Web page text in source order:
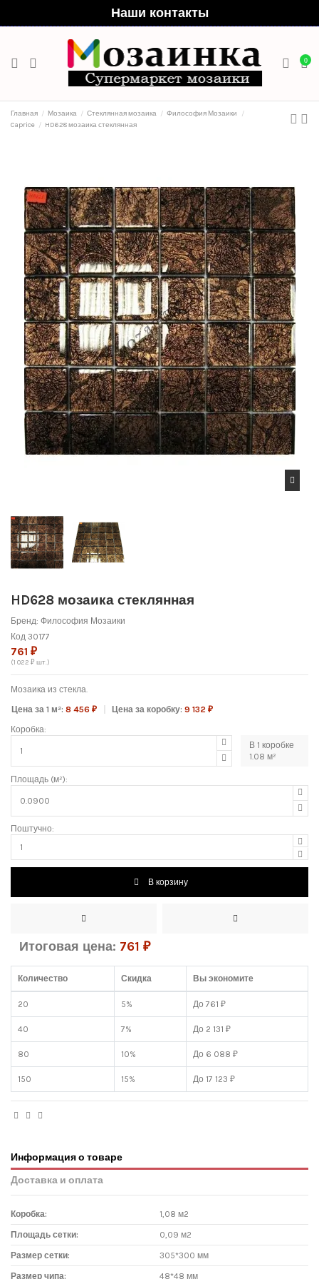
Наши контакты
0
Главная Мозаика Стеклянная мозаика
Философия Мозаики
Caprice
HD628 мозаика стеклянная
HD628 мозаика стеклянная
Бренд: Философия Мозаики
Код 30177
761 ₽
(1 022 ₽ шт.)
Мозаика из стекла.
Цена за 1 м²:8 456 ₽ Цена за коробку:9 132 ₽
Коробка:
В 1 коробке
1.08 м²
Площадь (м²):
Поштучно:
В корзину
Итоговая цена: 761 ₽
Количество Скидка Вы экономите
20 5% До 761 ₽
40 7% До 2 131 ₽
80 10% До 6 088 ₽
150 15% До 17 123 ₽
Информация о товаре
Доставка и оплата
Коробка: 1,08 м2
Площадь сетки: 0,09 м2
Размер сетки: 305*300 мм
Размер чипа: 48*48 мм